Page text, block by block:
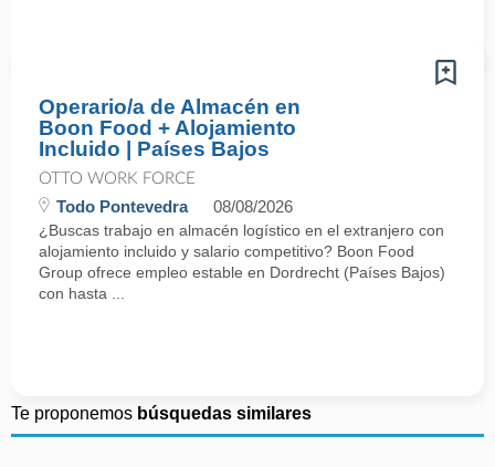
Operario/a de Almacén en
Boon Food + Alojamiento
Incluido | Países Bajos
OTTO WORK FORCE
Todo Pontevedra 08/08/2026
¿Buscas trabajo en almacén logístico en el extranjero con
alojamiento incluido y salario competitivo? Boon Food
Group ofrece empleo estable en Dordrecht (Países Bajos)
con hasta ...
Te proponemos búsquedas similares